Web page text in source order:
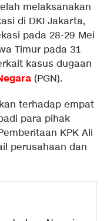
melaksanakan
di DKI Jakarta,
pada 28-29 Mei
Timur pada 31
kasus dugaan
(PGN).
terhadap empat
para pihak
KPK Ali
perusahaan dan